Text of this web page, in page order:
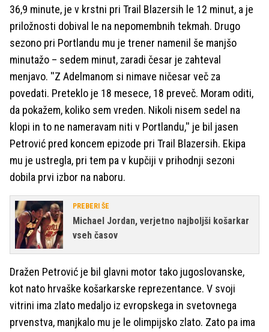
36,9 minute, je v krstni pri Trail Blazersih le 12 minut, a je
priložnosti dobival le na nepomembnih tekmah. Drugo
sezono pri Portlandu mu je trener namenil še manjšo
minutažo – sedem minut, zaradi česar je zahteval
menjavo. ''Z Adelmanom si nimave ničesar več za
povedati. Preteklo je 18 mesece, 18 preveč. Moram oditi,
da pokažem, koliko sem vreden. Nikoli nisem sedel na
klopi in to ne nameravam niti v Portlandu,'' je bil jasen
Petrović pred koncem epizode pri Trail Blazersih. Ekipa
mu je ustregla, pri tem pa v kupčiji v prihodnji sezoni
dobila prvi izbor na naboru.
PREBERI ŠE
Michael Jordan, verjetno najboljši košarkar
vseh časov
Dražen Petrović je bil glavni motor tako jugoslovanske,
kot nato hrvaške košarkarske reprezentance. V svoji
vitrini ima zlato medaljo iz evropskega in svetovnega
prvenstva, manjkalo mu je le olimpijsko zlato. Zato pa ima